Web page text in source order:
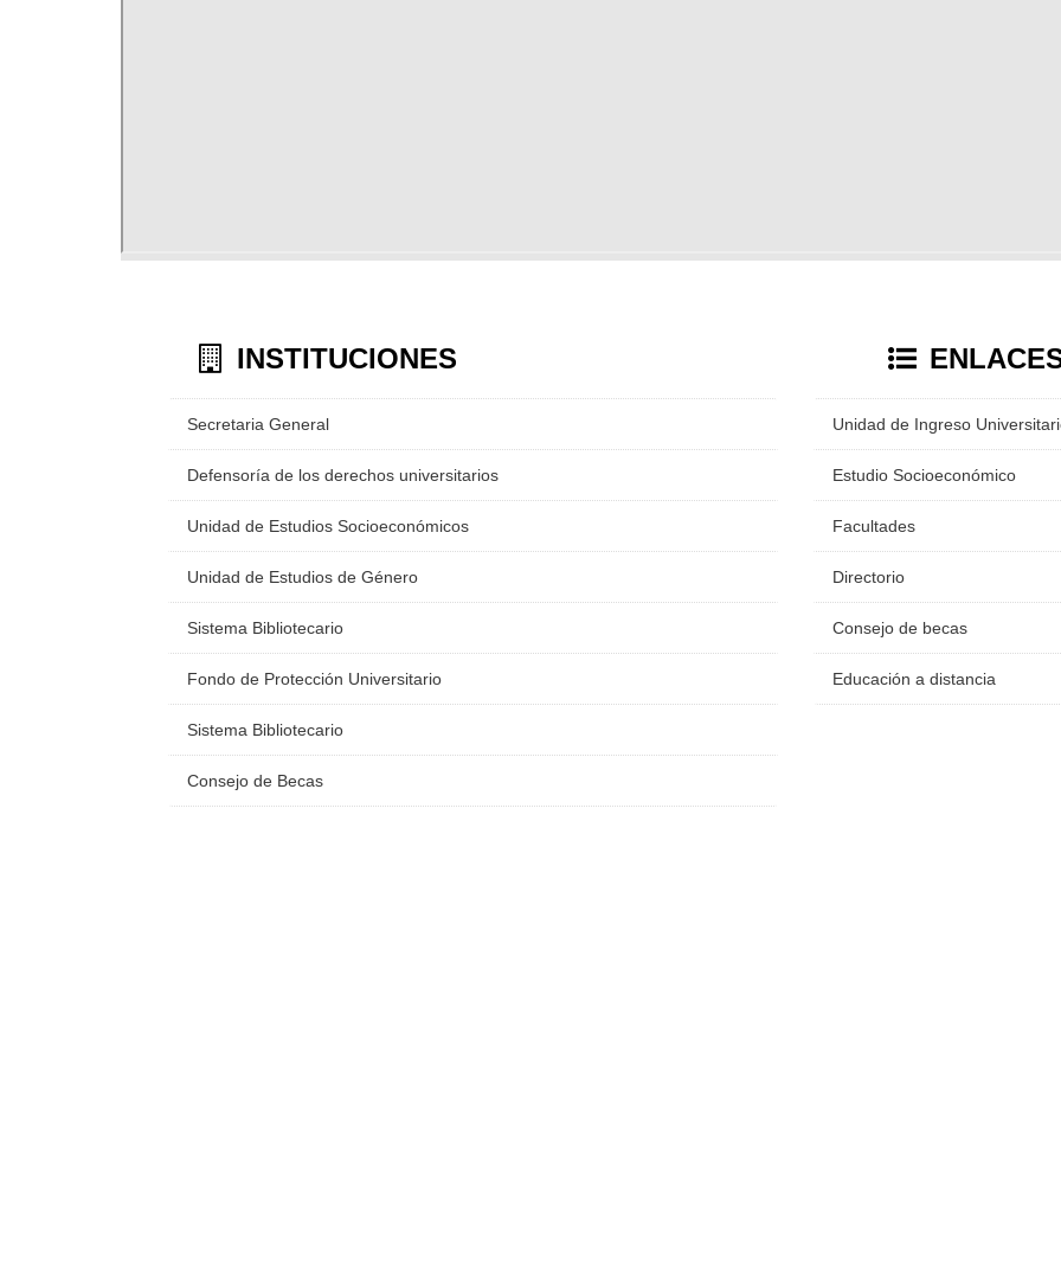
INSTITUCIONES
Secretaria General
Defensoría de los derechos universitarios
Unidad de Estudios Socioeconómicos
Unidad de Estudios de Género
Sistema Bibliotecario
Fondo de Protección Universitario
Sistema Bibliotecario
Consejo de Becas
Unidad de Ingreso
Estudio Socioeconómico
Facultades
Directorio
Consejo de becas
Educación a distancia